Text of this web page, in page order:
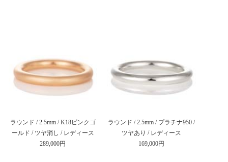
ラウンド / 2.5mm / K18ピンクゴ
ールド / ツヤ消し / レディース
289,000円
ラウンド / 2.5mm / プラチナ950 /
ツヤあり / レディース
169,000円